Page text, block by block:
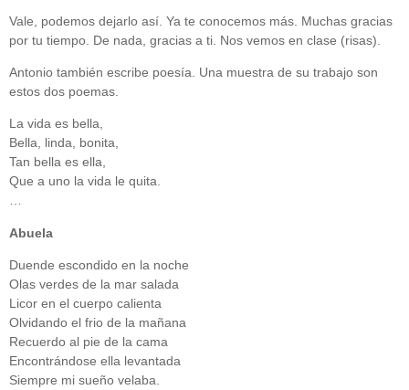
Vale, podemos dejarlo así. Ya te conocemos más. Muchas gracias
por tu tiempo. De nada, gracias a ti. Nos vemos en clase (risas).
Antonio también escribe poesía. Una muestra de su trabajo son
estos dos poemas.
La vida es bella,
Bella, linda, bonita,
Tan bella es ella,
Que a uno la vida le quita.
…
Abuela
Duende escondido en la noche
Olas verdes de la mar salada
Licor en el cuerpo calienta
Olvidando el frio de la mañana
Recuerdo al pie de la cama
Encontrándose ella levantada
Siempre mi sueño velaba.